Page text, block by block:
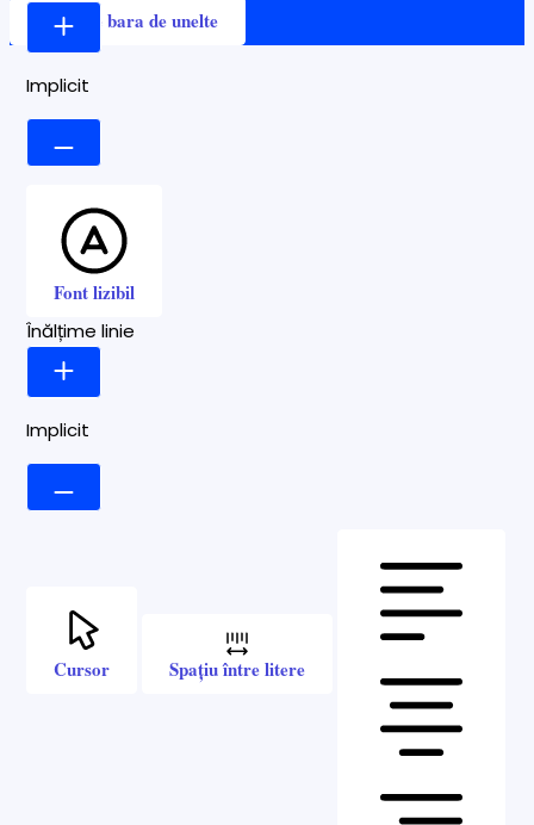
Ascunde bara de unelte
Implicit
Font lizibil
Înălțime linie
Implicit
Cursor Spațiu între litere